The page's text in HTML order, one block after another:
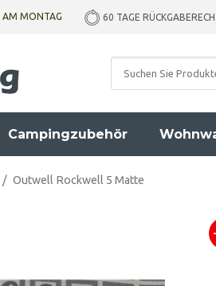
AM MONTAG 60 TAGE
Campingzubehör
/ Outwell Rockwell 5 Matte